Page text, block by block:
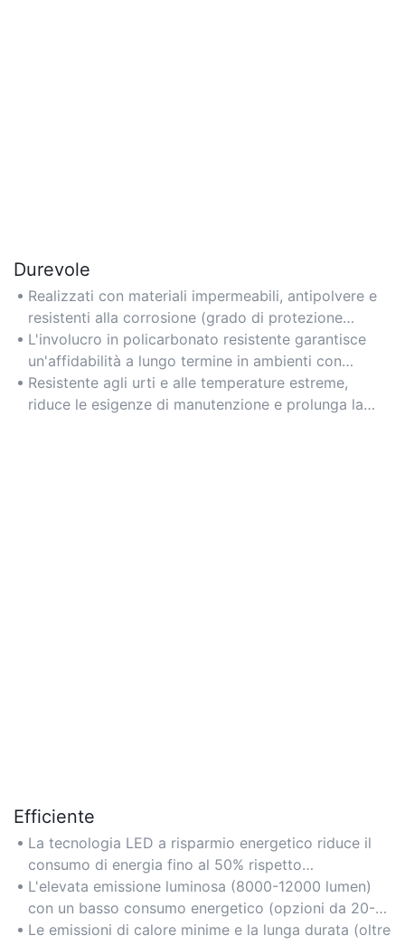
Durevole
Realizzati con materiali impermeabili, antipolvere e
resistenti alla corrosione (grado di protezione
IP65+), sono ideali per ambienti difficili come
magazzini o aree esterne.
L'involucro in policarbonato resistente garantisce
un'affidabilità a lungo termine in ambienti con
elevata umidità o esposti a sostanze chimiche.
Resistente agli urti e alle temperature estreme,
riduce le esigenze di manutenzione e prolunga la
Efficiente
La tecnologia LED a risparmio energetico riduce il
consumo di energia fino al 50% rispetto
all'illuminazione tradizionale, diminuendo i costi
operativi.
L'elevata emissione luminosa (8000-12000 lumen)
con un basso consumo energetico (opzioni da 20-
40 W) garantisce un'illuminazione brillante e
Le emissioni di calore minime e la lunga durata (oltre